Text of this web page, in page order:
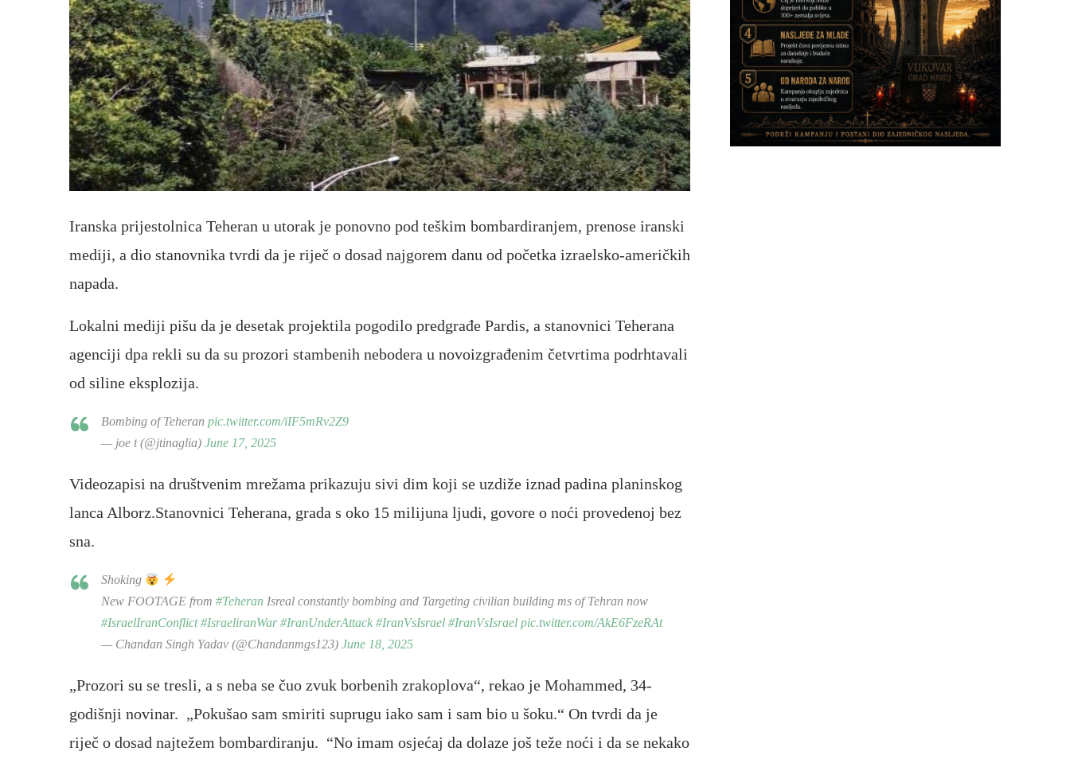
Iranska prijestolnica Teheran u utorak je ponovno pod teškim bombardiranjem, prenose iranski
mediji, a dio stanovnika tvrdi da je riječ o dosad najgorem danu od početka izraelsko-američkih
napada.
Lokalni mediji pišu da je desetak projektila pogodilo predgrađe Pardis, a stanovnici Teherana
agenciji dpa rekli su da su prozori stambenih nebodera u novoizgrađenim četvrtima podrhtavali
od siline eksplozija.
Bombing of Teheran pic.twitter.com/iIF5mRv2Z9
— joe t (@jtinaglia) June 17, 2025
Videozapisi na društvenim mrežama prikazuju sivi dim koji se uzdiže iznad padina planinskog
lanca Alborz.Stanovnici Teherana, grada s oko 15 milijuna ljudi, govore o noći provedenoj bez
sna.
Shoking
New FOOTAGE from #Teheran Isreal constantly bombing and Targeting civilian building ms of Tehran now
#IsraelIranConflict #IsraeliranWar #IranUnderAttack #IranVsIsrael #IranVsIsrael pic.twitter.com/AkE6FzeRAt
— Chandan Singh Yadav (@Chandanmgs123) June 18, 2025
„Prozori su se tresli, a s neba se čuo zvuk borbenih zrakoplova“, rekao je Mohammed, 34-
godišnji novinar. „Pokušao sam smiriti suprugu iako sam i sam bio u šoku.“ On tvrdi da je
riječ o dosad najtežem bombardiranju. “No imam osjećaj da dolaze još teže noći i da se nekako